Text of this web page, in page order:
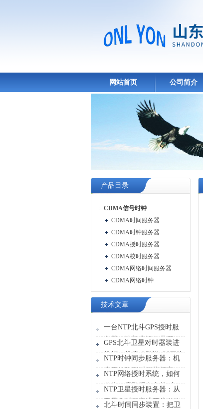
网站首页 公司简介
产品目录
CDMA信号时钟
CDMA时间服务器
CDMA时钟服务器
CDMA授时服务器
CDMA校时服务器
CDMA网络时间服务器
CDMA网络时钟
技术文章
一台NTP北斗GPS授时服
务器，让机房设备共用一
张“时刻表”
GPS北斗卫星对时器装进
机柜，机房才敢说“时间统
一”
NTP时钟同步服务器：机
房里的隐形时间指挥官
NTP网络授时系统，如何
稳住一座数据中心的“心
跳”？
NTP卫星授时服务器：从
卫星拿时间塞进网线发给
北斗时间同步装置：把卫